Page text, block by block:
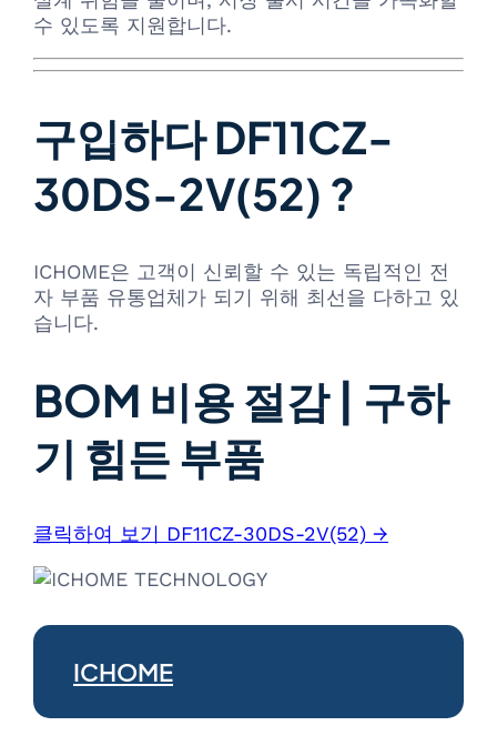
수 있도록 지원합니다.
구입하다 DF11CZ-
30DS-2V(52) ?
ICHOME은 고객이 신뢰할 수 있는 독립적인 전
자 부품 유통업체가 되기 위해 최선을 다하고 있
습니다.
BOM 비용 절감 | 구하
기 힘든 부품
클릭하여 보기 DF11CZ-30DS-2V(52) →
ICHOME